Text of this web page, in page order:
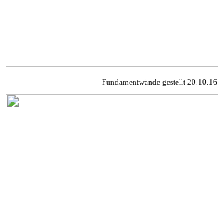
Fundamentwände gestellt 20.10.16